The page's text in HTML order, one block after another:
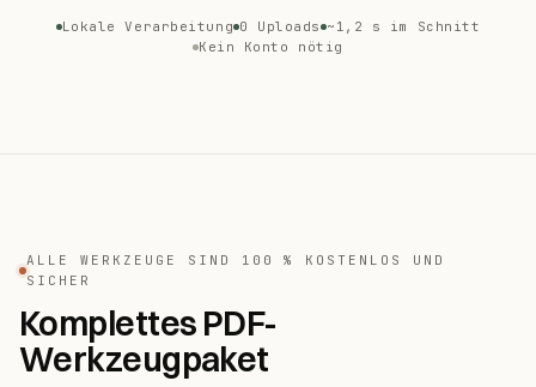
Lokale Verarbeitung 0 Uploads ~1,2 s im Schnitt
Kein Konto nötig
ALLE WERKZEUGE SIND 100 % KOSTENLOS UND
SICHER
Komplettes PDF-
Werkzeugpaket